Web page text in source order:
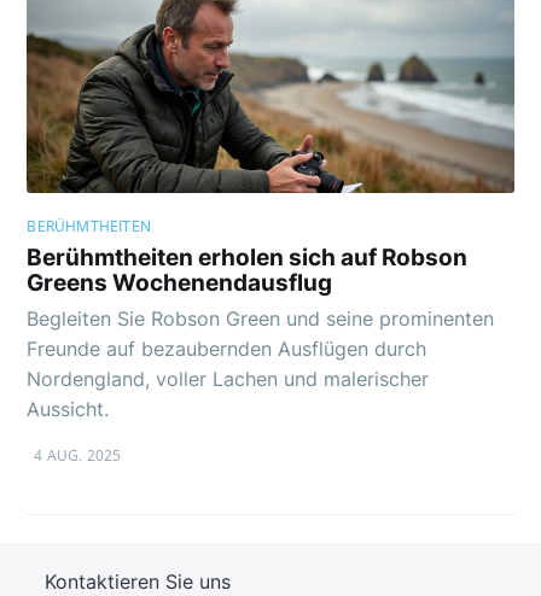
BERÜHMTHEITEN
Berühmtheiten erholen sich auf Robson
Greens Wochenendausflug
Begleiten Sie Robson Green und seine prominenten
Freunde auf bezaubernden Ausflügen durch
Nordengland, voller Lachen und malerischer
Aussicht.
4 AUG. 2025
Kontaktieren Sie uns